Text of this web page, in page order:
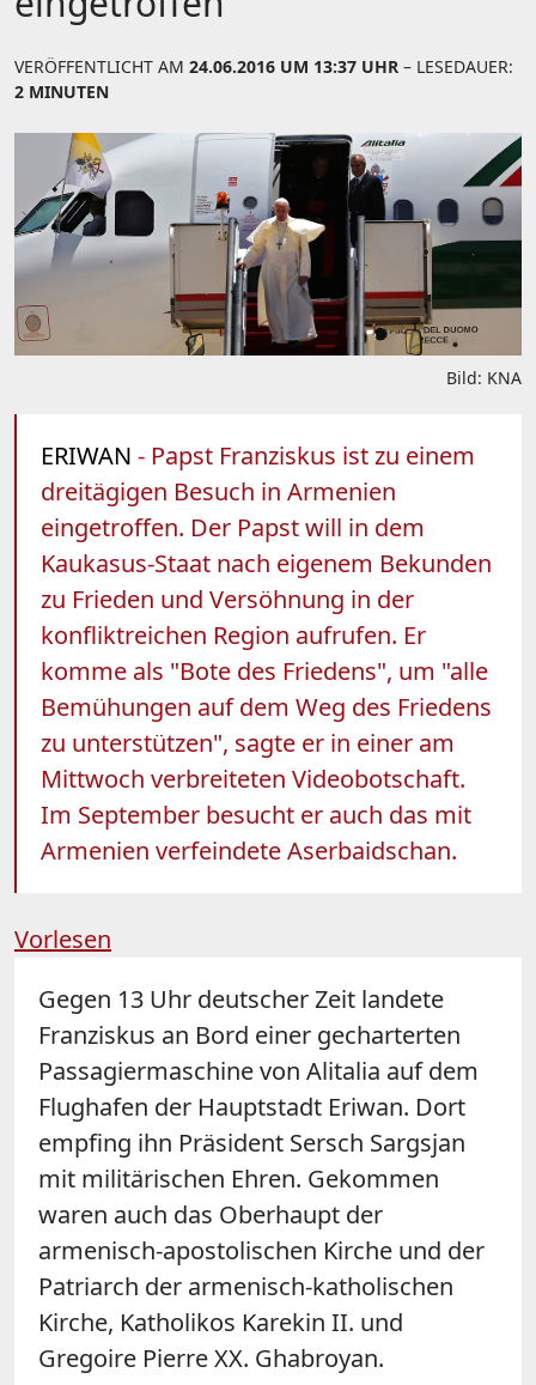
VERÖFFENTLICHT AM 24.06.2016 UM 13:37 UHR – LESEDAUER:
2 MINUTEN
Bild: KNA
ERIWAN - Papst Franziskus ist zu einem
dreitägigen Besuch in Armenien
eingetroffen. Der Papst will in dem
Kaukasus-Staat nach eigenem Bekunden
zu Frieden und Versöhnung in der
konfliktreichen Region aufrufen. Er
komme als "Bote des Friedens", um "alle
Bemühungen auf dem Weg des Friedens
zu unterstützen", sagte er in einer am
Mittwoch verbreiteten Videobotschaft.
Im September besucht er auch das mit
Armenien verfeindete Aserbaidschan.
Vorlesen
Gegen 13 Uhr deutscher Zeit landete
Franziskus an Bord einer gecharterten
Passagiermaschine von Alitalia auf dem
Flughafen der Hauptstadt Eriwan. Dort
empfing ihn Präsident Sersch Sargsjan
mit militärischen Ehren. Gekommen
waren auch das Oberhaupt der
armenisch-apostolischen Kirche und der
Patriarch der armenisch-katholischen
Kirche, Katholikos Karekin II. und
Gregoire Pierre XX. Ghabroyan.